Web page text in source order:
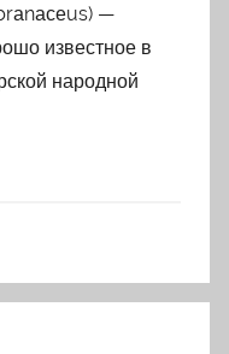
—
известное в
народной